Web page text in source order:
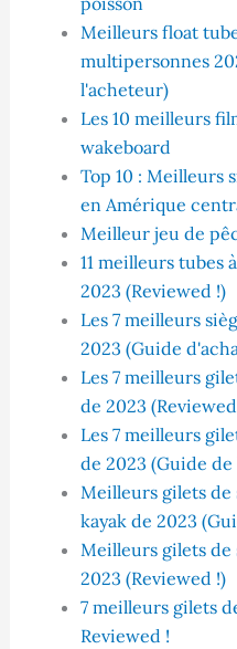
Meilleurs float
multipersonnes
l'acheteur)
Les 10 meilleurs
wakeboard
Top 10 : Meilleurs
en Amérique
Meilleur jeu de
11 meilleurs tubes
2023 (Reviewed !)
Les 7 meilleurs
2023 (Guide
Les 7 meilleurs
de 2023
Les 7 meilleurs
de 2023 (Guide
Meilleurs gilets de
kayak de 2023
Meilleurs gilets de
2023 (Reviewed !)
7 meilleurs gilets
Reviewed !